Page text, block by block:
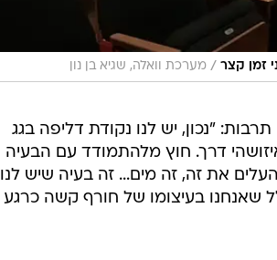
זמן קצר / מערכת וואלה, שגיא בן נון
"נכון, יש לנו נקודת דליפה בגג
דרך. חוץ מלהתמודד עם הבעיה
את זה, זה מים... זה בעיה שיש לנו
שאנחנו בעיצומו של חורף קשה כרגע